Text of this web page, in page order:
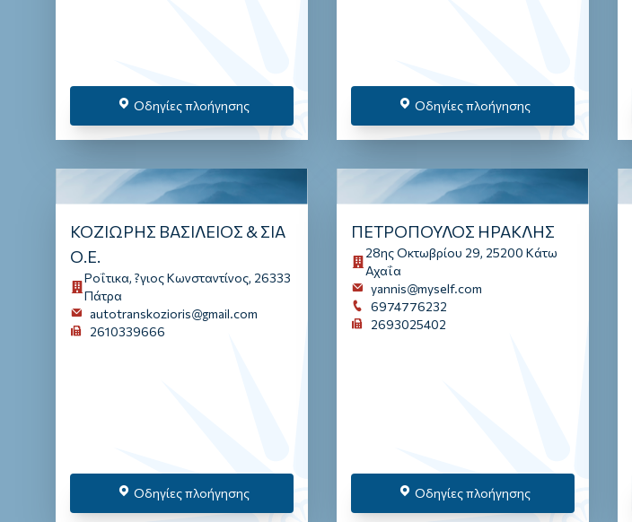
Οδηγίες πλοήγησης Οδηγίες πλοήγησης
ΚΟΖΙΩΡΗΣ ΒΑΣΙΛΕΙΟΣ & ΣΙΑ
Ο.Ε.
Ροΐτικα, ?γιος Κωνσταντίνος, 26333
Πάτρα
autotranskozioris@gmail.com
2610339666
Οδηγίες πλοήγησης
ΠΕΤΡΟΠΟΥΛΟΣ ΗΡΑΚΛΗΣ
28ης Οκτωβρίου 29, 25200 Κάτω
Αχαΐα
yannis@myself.com
6974776232
2693025402
Οδηγίες πλοήγησης